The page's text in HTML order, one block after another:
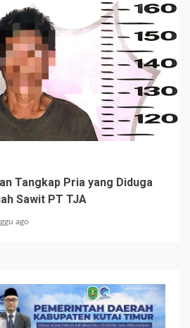
Tangkap Pria yang Diduga
Sawit PT TJA
ago